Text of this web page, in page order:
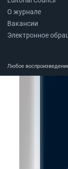
О журнале
Вакансии
Электронное
Любое